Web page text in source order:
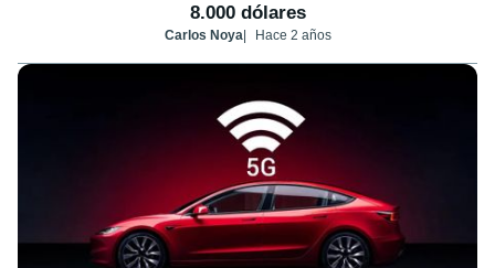
8.000 dólares
Carlos Noya Hace 2 años